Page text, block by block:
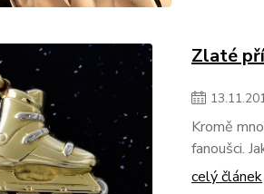
Zlaté
13.11.
Kromě
fanoušci.
celý článek